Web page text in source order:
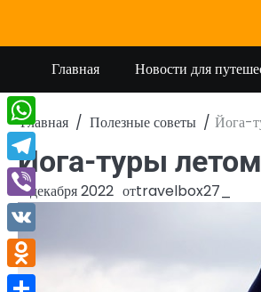
содержимому
Главная Новости для
Главная Полезные советы Йога-
Йога-туры
11 декабря 2022 отtravelbox27_
WhatsApp
Telegram
Viber
VK
Odnoklassniki